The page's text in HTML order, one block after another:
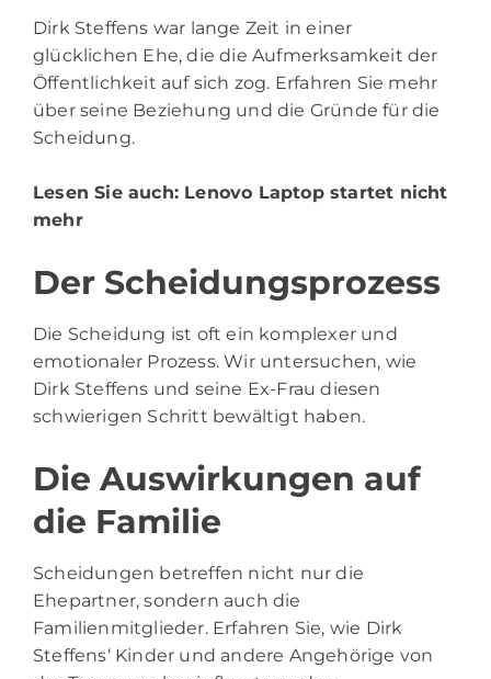
Dirk Steffens war lange Zeit in einer
glücklichen Ehe, die die Aufmerksamkeit der
Öffentlichkeit auf sich zog. Erfahren Sie mehr
über seine Beziehung und die Gründe für die
Scheidung.
Lesen Sie auch: Lenovo Laptop startet nicht
mehr
Der Scheidungsprozess
Die Scheidung ist oft ein komplexer und
emotionaler Prozess. Wir untersuchen, wie
Dirk Steffens und seine Ex-Frau diesen
schwierigen Schritt bewältigt haben.
Die Auswirkungen auf
die Familie
Scheidungen betreffen nicht nur die
Ehepartner, sondern auch die
Familienmitglieder. Erfahren Sie, wie Dirk
Steffens‘ Kinder und andere Angehörige von